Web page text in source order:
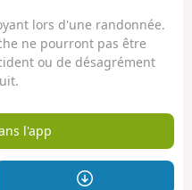
lors d'une randonnée.
ne pourront pas être
ou de désagrément
l'app